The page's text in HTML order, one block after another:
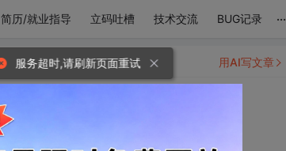
简历/就业指导 立码吐槽 技术交流 BUG记录 ...
用AI写文章
服务超时,请刷新页面重试